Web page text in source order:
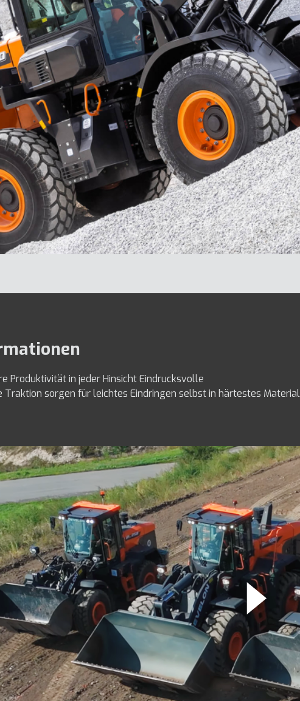
Produktivität in jeder Hinsicht Eindrucksvolle
Traktion sorgen für leichtes Eindringen selbst in härtestes